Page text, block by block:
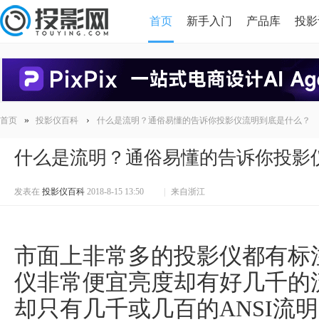
首页 新手入门 产品库 投
HDMI版本对比
首页 » 投影仪百科 › 什么是流明？通俗易懂的告诉你投影仪流明到底是什么？
什么是流明？通俗易懂的告诉你投影
发表在 投影仪百科 2018-8-15 13:50 来自浙江
市面上非常多的投影仪都有
仪非常便宜亮度却有好几千
却只有几千或几百的ANSI流